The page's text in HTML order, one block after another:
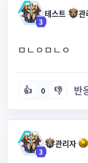
3
테스트· 관
ㅁㄴㅇㅁㄴㅇ
👍 0 👎 반
3
관리자·